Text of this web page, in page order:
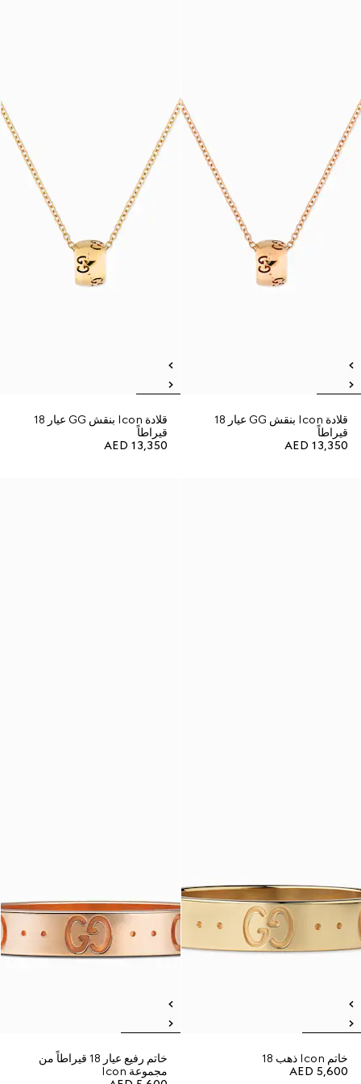
قلادة Icon بنقش GG عيار 18
قيراطاً
AED 13,350
قلادة Icon بنقش GG عيار 18
قيراطاً
AED 13,350
خاتم Icon ذهب 18
AED 5,600
خاتم رفيع عيار 18 قيراطاً من
مجموعة Icon